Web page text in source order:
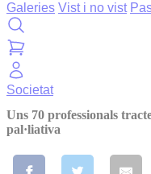
Galeries Vist i no vist
Societat
Uns 70 professionals
pal·liativa